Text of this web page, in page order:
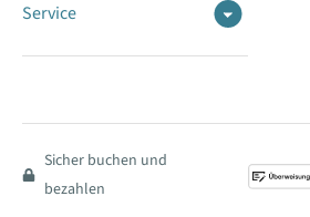
Service
Sicher buchen und
bezahlen